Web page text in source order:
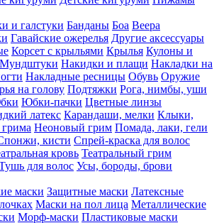
и галстуки Банданы Боа Веера
Гавайские ожерелья Другие аксессуары
Корсет с крыльями Крылья Кулоны и
Мундштуки Накидки и плащи Накладки на
Накладные ресницы Обувь Оружие
на голову Подтяжки Рога, нимбы, уши
Юбки-пачки Цветные линзы
латекс Карандаши, мелки Клыки,
Неоновый грим Помада, лаки, гели
кисти Спрей-краска для волос
кровь Театральный грим
для волос Усы, бороды, брови
маски Защитные маски Латексные
Маски на пол лица Металлические
Морф-маски Пластиковые маски